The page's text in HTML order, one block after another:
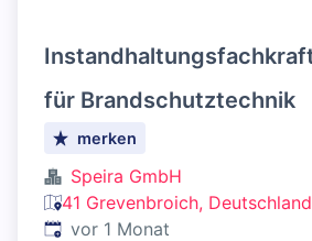
für Brandschutztechnik
merken
Speira GmbH
41 Grevenbroich, Deutschland
Veröffentlicht:
vor 1 Monat